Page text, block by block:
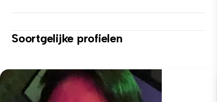
Soortgelijke profielen